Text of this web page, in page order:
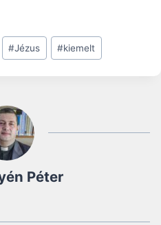
#Jézus #kiemelt
Péter